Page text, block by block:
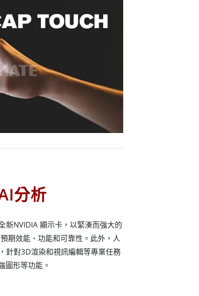
分析
新NVIDIA 顯示卡，以緊湊而強大的
期效能、功能和可靠性。此外，人
針對3D渲染和視訊編輯等專業任務
圖形等功能。